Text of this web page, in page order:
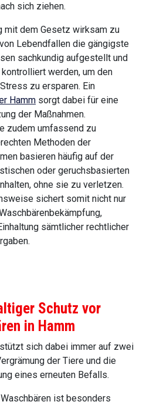
sich ziehen.
mit dem Gesetz wirksam zu
Lebendfallen die gängigste
sachkundig aufgestellt und
werden, um den
zu ersparen. Ein
Hamm sorgt dabei für eine
der Maßnahmen.
zudem umfassend zu
Methoden der
basieren häufig auf der
oder geruchsbasierten
ohne sie zu verletzen.
sichert somit nicht nur
sämtlicher rechtlicher
Schutz vor
in Hamm
sich dabei immer auf zwei
der Tiere und die
eines erneuten Befalls.
ist besonders